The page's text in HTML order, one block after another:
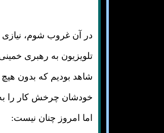
در آن غروب شوم، نیازی
تلویزیون به رهبری
شاهد بودیم که بدون هیچ
خودشان چرخش کار را
اما امروز چنان نیست: